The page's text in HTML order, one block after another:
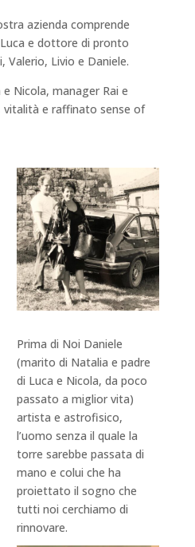
azienda comprende
e dottore di pronto
Valerio, Livio e Daniele.
Nicola, manager Rai e
vitalità e raffinato sense of
Prima di Noi Daniele
(marito di Natalia e padre
di Luca e Nicola, da poco
passato a miglior vita)
artista e astrofisico,
l’uomo senza il quale la
torre sarebbe passata di
mano e colui che ha
proiettato il sogno che
tutti noi cerchiamo di
rinnovare.